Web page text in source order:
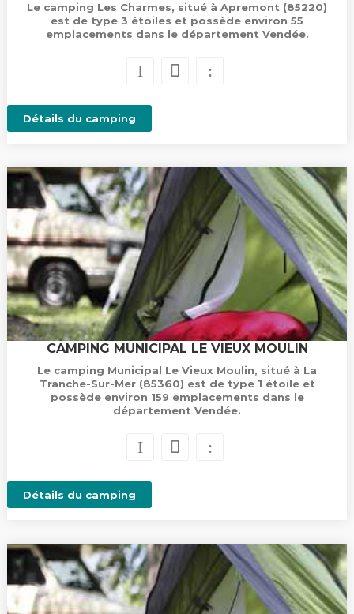
Le camping Les Charmes, situé à Apremont (85220)
est de type 3 étoiles et possède environ 55
emplacements dans le département Vendée.
Détails du camping
CAMPING MUNICIPAL LE VIEUX MOULIN
Le camping Municipal Le Vieux Moulin, situé à La
Tranche-Sur-Mer (85360) est de type 1 étoile et
possède environ 159 emplacements dans le
département Vendée.
Détails du camping